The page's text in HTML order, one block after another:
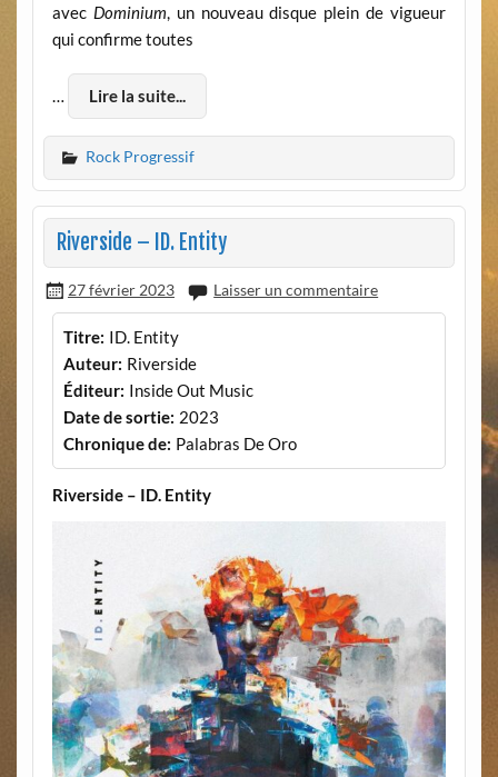
avec Dominium , un nouveau disque plein de vigueur
qui confirme toutes
… Lire la suite...
Rock Progressif
Riverside – ID. Entity
27 février 2023 Laisser un commentaire
Titre: ID. Entity
Auteur: Riverside
Éditeur: Inside Out Music
Date de sortie: 2023
Chronique de: Palabras De Oro
Riverside – ID. Entity